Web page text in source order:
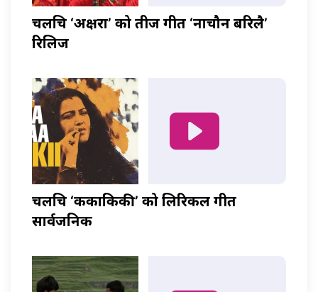
चलचित्र ‘अक्षरा’ को तीज गीत ‘नाचौन बरिलै’
रिलिज
चलचित्र ‘ककाकिकी’ को लिरिकल गीत
सार्वजनिक